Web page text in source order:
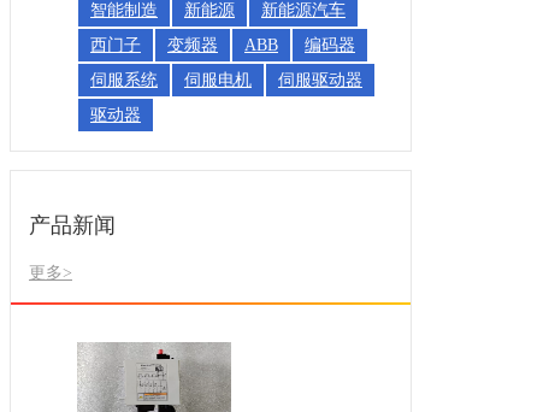
智能制造
新能源
新能源汽车
西门子
变频器 ABB
编码器
伺服系统
伺服电机
伺服驱动器
驱动器
产品新闻
更多>